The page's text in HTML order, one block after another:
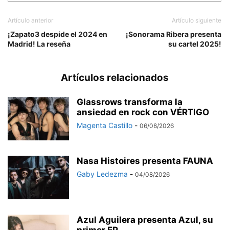
Artículo anterior
¡Zapato3 despide el 2024 en
Madrid! La reseña
Artículo siguiente
¡Sonorama Ribera presenta
su cartel 2025!
Artículos relacionados
Glassrows transforma la
ansiedad en rock con VÉRTIGO
Magenta Castillo - 06/08/2026
Nasa Histoires presenta FAUNA
Gaby Ledezma - 04/08/2026
Azul Aguilera presenta Azul, su